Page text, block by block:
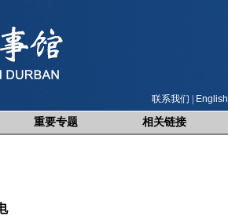
联系我们 English
重要专题 相关链接